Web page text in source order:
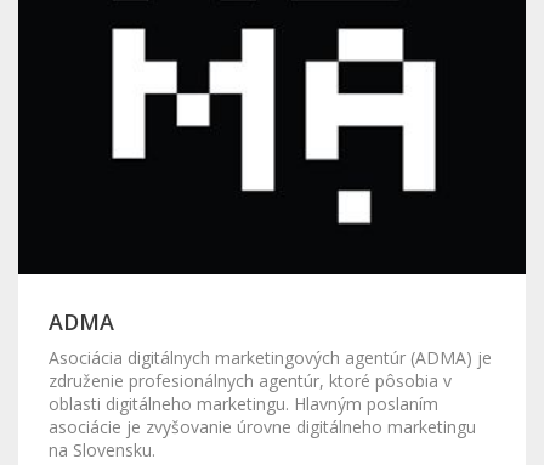
ADMA
Asociácia digitálnych marketingových agentúr (ADMA) je
združenie profesionálnych agentúr, ktoré pôsobia v
oblasti digitálneho marketingu. Hlavným poslaním
asociácie je zvyšovanie úrovne digitálneho marketingu
na Slovensku.